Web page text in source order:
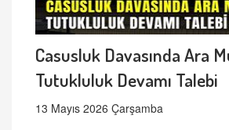
Casusluk Davasında Ara
Tutukluluk Devamı Talebi
13 Mayıs 2026 Çarşamba